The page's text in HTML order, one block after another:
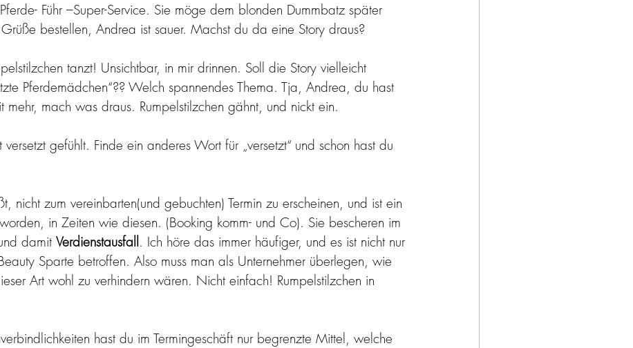
Führ –Super-Service. Sie möge dem blonden Dummbatz später
bestellen, Andrea ist sauer. Machst du da eine Story draus?
tanzt! Unsichtbar, in mir drinnen. Soll die Story vielleicht
Pferdemädchen“?? Welch spannendes Thema. Tja, Andrea, du hast
mehr, mach was draus. Rumpelstilzchen gähnt, und nickt ein.
gefühlt. Finde ein anderes Wort für „versetzt“ und schon hast du
nicht zum vereinbarten(und gebuchten) Termin zu erscheinen, und ist ein
in Zeiten wie diesen. (Booking komm- und Co). Sie bescheren im
damit Verdienstausfall. Ich höre das immer häufiger, und es ist nicht nur
Sparte betroffen. Also muss man als Unternehmer überlegen, wie
Art wohl zu verhindern wären. Nicht einfach! Rumpelstilzchen in
hast du im Termingeschäft nur begrenzte Mittel, welche